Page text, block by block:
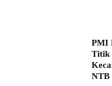
PMI
Titik
NTB